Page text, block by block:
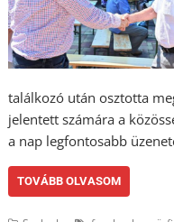
találkozó után osztotta
jelentett számára a
a nap legfontosabb
TOVÁBB OLVASOM